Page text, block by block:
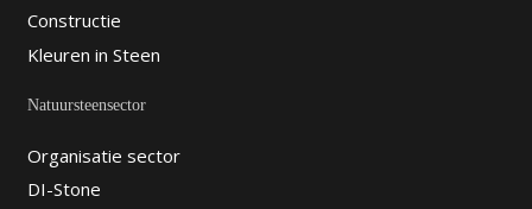
Constructie
Kleuren in Steen
Natuursteensector
Organisatie sector
DI-Stone